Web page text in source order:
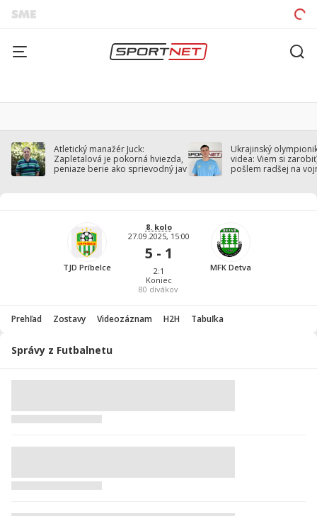
Atletický manažér Juck:
Zapletalová je pokorná hviezda,
peniaze berie ako sprievodný jav
Ukrajinský
videa: Viem si
pošlem radšej na
TJD Príbelce
8. kolo
27.09.2025, 15:00
5 - 1
2:1
Koniec
80 divákov
MFK Detva
Prehľad Zostavy Videozáznam H2H Tabuľka
Správy z Futbalnetu